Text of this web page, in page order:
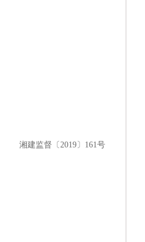
湘建监督〔 2019〕161号